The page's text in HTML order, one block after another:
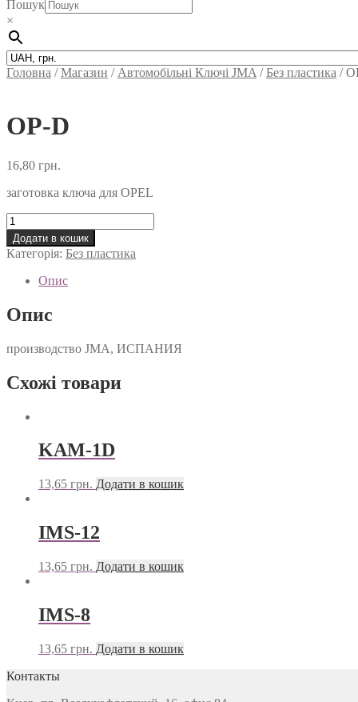
Пошук
×
Головна /Магазин / Автомобільні Ключi JMA /Без пластика /
OP-D
16,80 грн.
заготовка ключа для OPEL
OP-
D
кількість
Додати в кошик
Категорія: Без пластика
Опис
Опис
производство JMA, ИСПАНИЯ
Схожі товари
KAM-1D
13,65 грн. Додати в кошик
IMS-12
13,65 грн. Додати в кошик
IMS-8
13,65 грн. Додати в кошик
Контакты